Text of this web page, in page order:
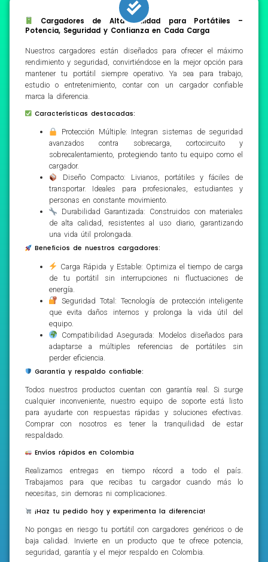
Cargadores de Alta Calidad para Portátiles –
Potencia, Seguridad y Confianza en Cada Carga
Nuestros cargadores están diseñados para ofrecer el máximo
rendimiento y seguridad, convirtiéndose en la mejor opción para
mantener tu portátil siempre operativo. Ya sea para trabajo,
estudio o entretenimiento, contar con un cargador confiable
marca la diferencia.
Características destacadas:
Protección Múltiple: Integran sistemas de seguridad
avanzados contra sobrecarga, cortocircuito y
sobrecalentamiento, protegiendo tanto tu equipo como el
cargador.
Diseño Compacto: Livianos, portátiles y fáciles de
transportar. Ideales para profesionales, estudiantes y
personas en constante movimiento.
Durabilidad Garantizada: Construidos con materiales
de alta calidad, resistentes al uso diario, garantizando
una vida útil prolongada.
Beneficios de nuestros cargadores:
Carga Rápida y Estable: Optimiza el tiempo de carga
de tu portátil sin interrupciones ni fluctuaciones de
energía.
Seguridad Total: Tecnología de protección inteligente
que evita daños internos y prolonga la vida útil del
equipo.
Compatibilidad Asegurada: Modelos diseñados para
adaptarse a múltiples referencias de portátiles sin
perder eficiencia.
Garantía y respaldo confiable:
Todos nuestros productos cuentan con garantía real. Si surge
cualquier inconveniente, nuestro equipo de soporte está listo
para ayudarte con respuestas rápidas y soluciones efectivas.
Comprar con nosotros es tener la tranquilidad de estar
respaldado.
Envíos rápidos en Colombia
Realizamos entregas en tiempo récord a todo el país.
Trabajamos para que recibas tu cargador cuando más lo
necesitas, sin demoras ni complicaciones.
¡Haz tu pedido hoy y experimenta la diferencia!
No pongas en riesgo tu portátil con cargadores genéricos o de
baja calidad. Invierte en un producto que te ofrece potencia,
seguridad, garantía y el mejor respaldo en Colombia.